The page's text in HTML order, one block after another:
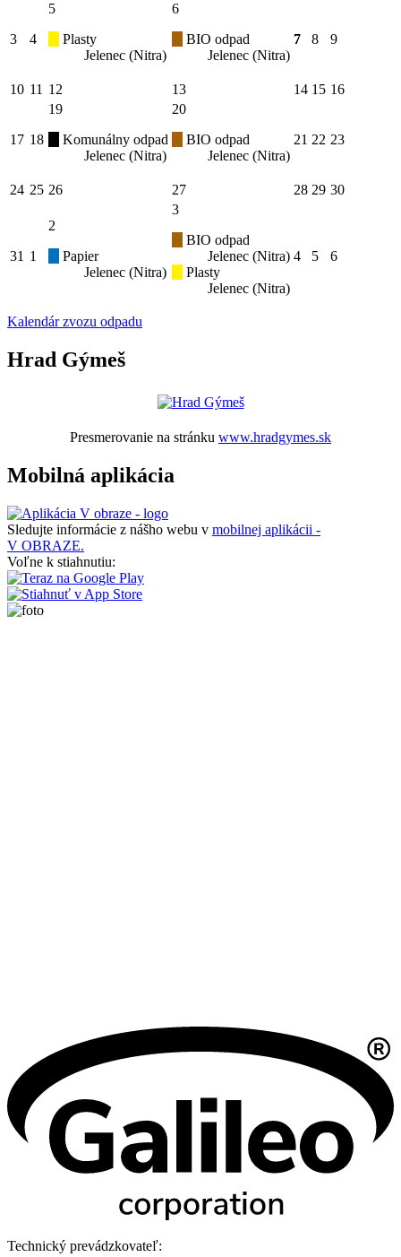
3 4
5
Plasty
Jelenec (Nitra)
6
BIO odpad
Jelenec (Nitra)
7 8 9
10 11 12 13 14 15 16
17 18
19
Komunálny odpad
Jelenec (Nitra)
20
BIO odpad
Jelenec (Nitra)
21 22 23
24 25 26 27 28 29 30
31 1
2
Papier
Jelenec (Nitra)
3
BIO odpad
Jelenec (Nitra)
Plasty
Jelenec (Nitra)
4 5 6
Kalendár zvozu odpadu
Hrad Gýmeš
Presmerovanie na stránku www.hradgymes.sk
Mobilná aplikácia
Sledujte informácie z nášho webu v mobilnej aplikácii -
V OBRAZE.
Voľne k stiahnutiu:
Technický prevádzkovateľ: